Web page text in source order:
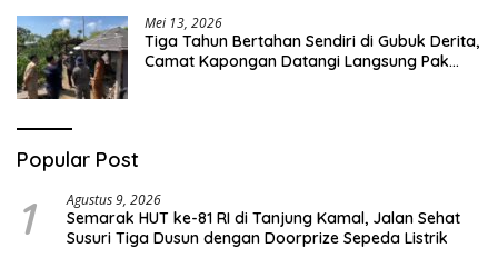
Mei 13, 2026
Tiga Tahun Bertahan Sendiri di Gubuk Derita,
Camat Kapongan Datangi Langsung Pak
Popular Post
1 Agustus 9, 2026
Semarak HUT ke-81 RI di Tanjung Kamal, Jalan Sehat
Susuri Tiga Dusun dengan Doorprize Sepeda Listrik